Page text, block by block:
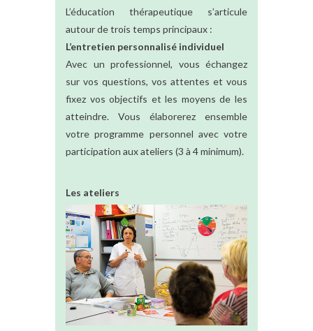
L’éducation thérapeutique s’articule
autour de trois temps principaux :
L’entretien personnalisé individuel
Avec un professionnel, vous échangez
sur vos questions, vos attentes et vous
fixez vos objectifs et les moyens de les
atteindre. Vous élaborerez ensemble
votre programme personnel avec votre
participation aux ateliers (3 à 4 minimum).
Les ateliers